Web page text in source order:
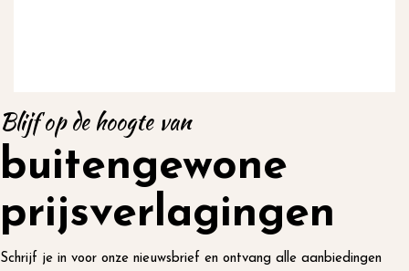
Blijf op de hoogte van
buitengewone
prijsverlagingen
Schrijf je in voor onze nieuwsbrief en ontvang alle aanbiedingen